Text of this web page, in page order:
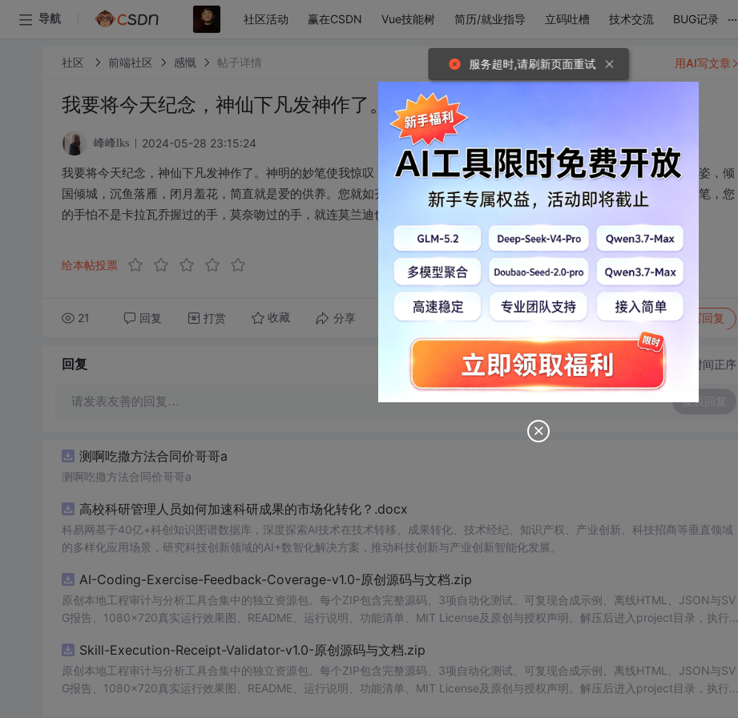
导航 社区活动 赢在CSDN Vue技能树 简历/就业指导 立码吐槽 技术交流 BUG记录 ...
社区 前端社区 感慨 帖子详情
我要将今天纪念，神仙下凡发神作了。神明的
峰峰lks 2024-05-28 23:15:24
我要将今天纪念，神仙下凡发神作了。神明的妙笔使我惊叹，您就如神笔马良，下笔如神，妙笔生花。您画里的人顾盼生姿，倾
国倾城，沉鱼落雁，闭月羞花，简直就是爱的供养。您就如齐白石在世，达芬奇托生，梵高转世。您的笔就是毕加索吻过笔，您
的手怕不是卡拉瓦乔握过的手，莫奈吻过的手，就连莫兰迪也说你的手独一无二。
给本帖投票
21 回复 打赏 收藏 分享 转发到动态 举报 写回复
用AI写文章
回复 切换为时间正序
请发表友善的回复… 发表回复
测啊吃撒方法合同价哥哥a
测啊吃撒方法合同价哥哥a
高校科研管理人员如何加速科研成果的市场化转化？.docx
科易网基于40亿+科创知识图谱数据库，深度探索AI技术在技术转移、成果转化、技术经纪、知识产权、产业创新、科技招商等垂直领域
的多样化应用场景，研究科技创新领域的AI+数智化解决方案，推动科技创新与产业创新智能化发展。
AI-Coding-Exercise-Feedback-Coverage-v1.0-原创源码与文档.zip
原创本地工程审计与分析工具合集中的独立资源包。每个ZIP包含完整源码、3项自动化测试、可复现合成示例、离线HTML、JSON与SV
G报告、1080×720真实运行效果图、README、运行说明、功能清单、MIT License及原创与授权声明。解压后进入project目录，执行np
源码、Logo、官方截图、论文、生产日志或其他受限素材。适合前端开发、AI应用工程、测试审计和课程实践。
Skill-Execution-Receipt-Validator-v1.0-原创源码与文档.zip
原创本地工程审计与分析工具合集中的独立资源包。每个ZIP包含完整源码、3项自动化测试、可复现合成示例、离线HTML、JSON与SV
G报告、1080×720真实运行效果图、README、运行说明、功能清单、MIT License及原创与授权声明。解压后进入project目录，执行np
服务超时,请刷新页面重试